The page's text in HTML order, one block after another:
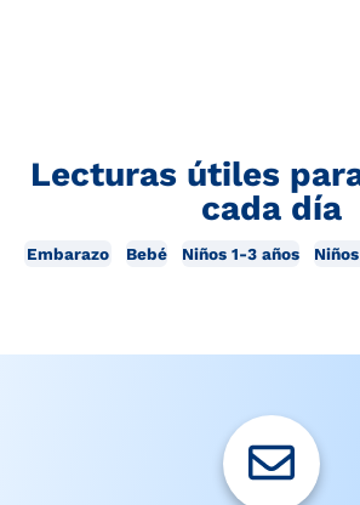
Lecturas útiles
cada día
Embarazo Bebé Niños 1-3 años